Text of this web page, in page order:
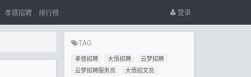
孝感招聘 排行榜 登录
TAG
孝感招聘 大悟招聘
云梦招聘
云梦招聘服务员
大悟招文员